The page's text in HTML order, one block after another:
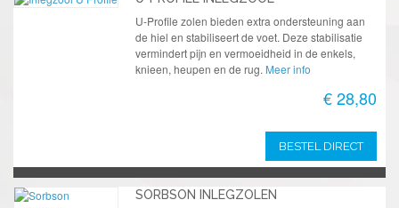
U-Profile zolen bieden extra ondersteuning aan
de hiel en stabiliseert de voet. Deze stabilisatie
vermindert pijn en vermoeidheid in de enkels,
knieen, heupen en de rug. Meer info
€ 28,80
BESTEL DIRECT
SORBSON INLEGZOLEN